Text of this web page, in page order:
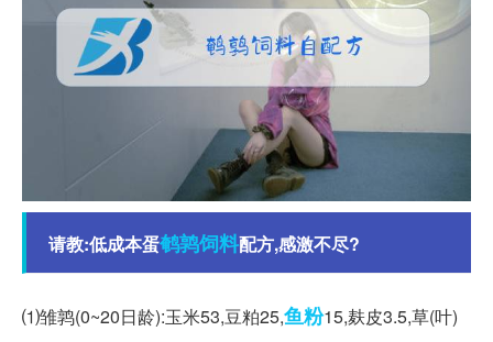
请教:低成本蛋鹌鹑饲料配方,感激不尽?
⑴雏鹑(0~20日龄):玉米53,豆粕25,鱼粉15,麸皮3.5,草(叶)